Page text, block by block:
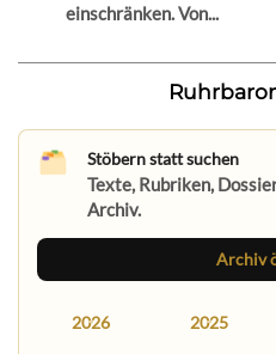
einschränken. Von...
Stöbern statt suchen
Texte, Rubriken,
Archiv.
Archiv
2026 2025